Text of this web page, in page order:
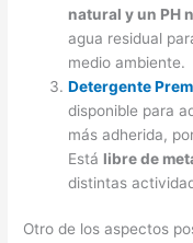
natural y un PH
agua residual
medio ambiente.
Detergente
disponible para
más adherida,
Está libre de
distintas
Otro de los aspectos